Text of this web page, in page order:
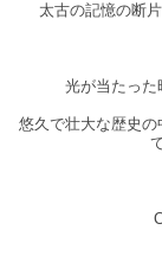
太古の記憶の断
光が当たった
悠久で壮大な歴史